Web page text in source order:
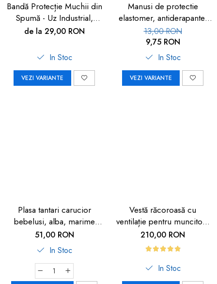
Bandă Protecție Muchii din
Spumă - Uz Industrial,
Crem, 90cm | Car Boy
de la 29,00 RON
In Stoc
VEZI VARIANTE
Manusi de protectie
elastomer, antiderapante,
set 100 buc
13,00 RON
9,75 RON
In Stoc
VEZI VARIANTE
Plasa tantari carucior
bebelusi, alba, marime
universala, Reer BiteSafe
51,00 RON
In Stoc
Vestă răcoroasă cu
ventilație pentru muncitori,
sportivi și HORECA
210,00 RON
In Stoc